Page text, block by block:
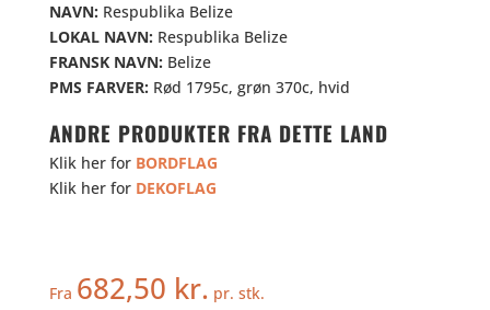
NAVN: Respublika Belize
LOKAL NAVN: Respublika Belize
FRANSK NAVN: Belize
PMS FARVER: Rød 1795c, grøn 370c, hvid
ANDRE PRODUKTER FRA DETTE LAND
Klik her for BORDFLAG
Klik her for DEKOFLAG
Fra 682,50 kr. pr. stk.